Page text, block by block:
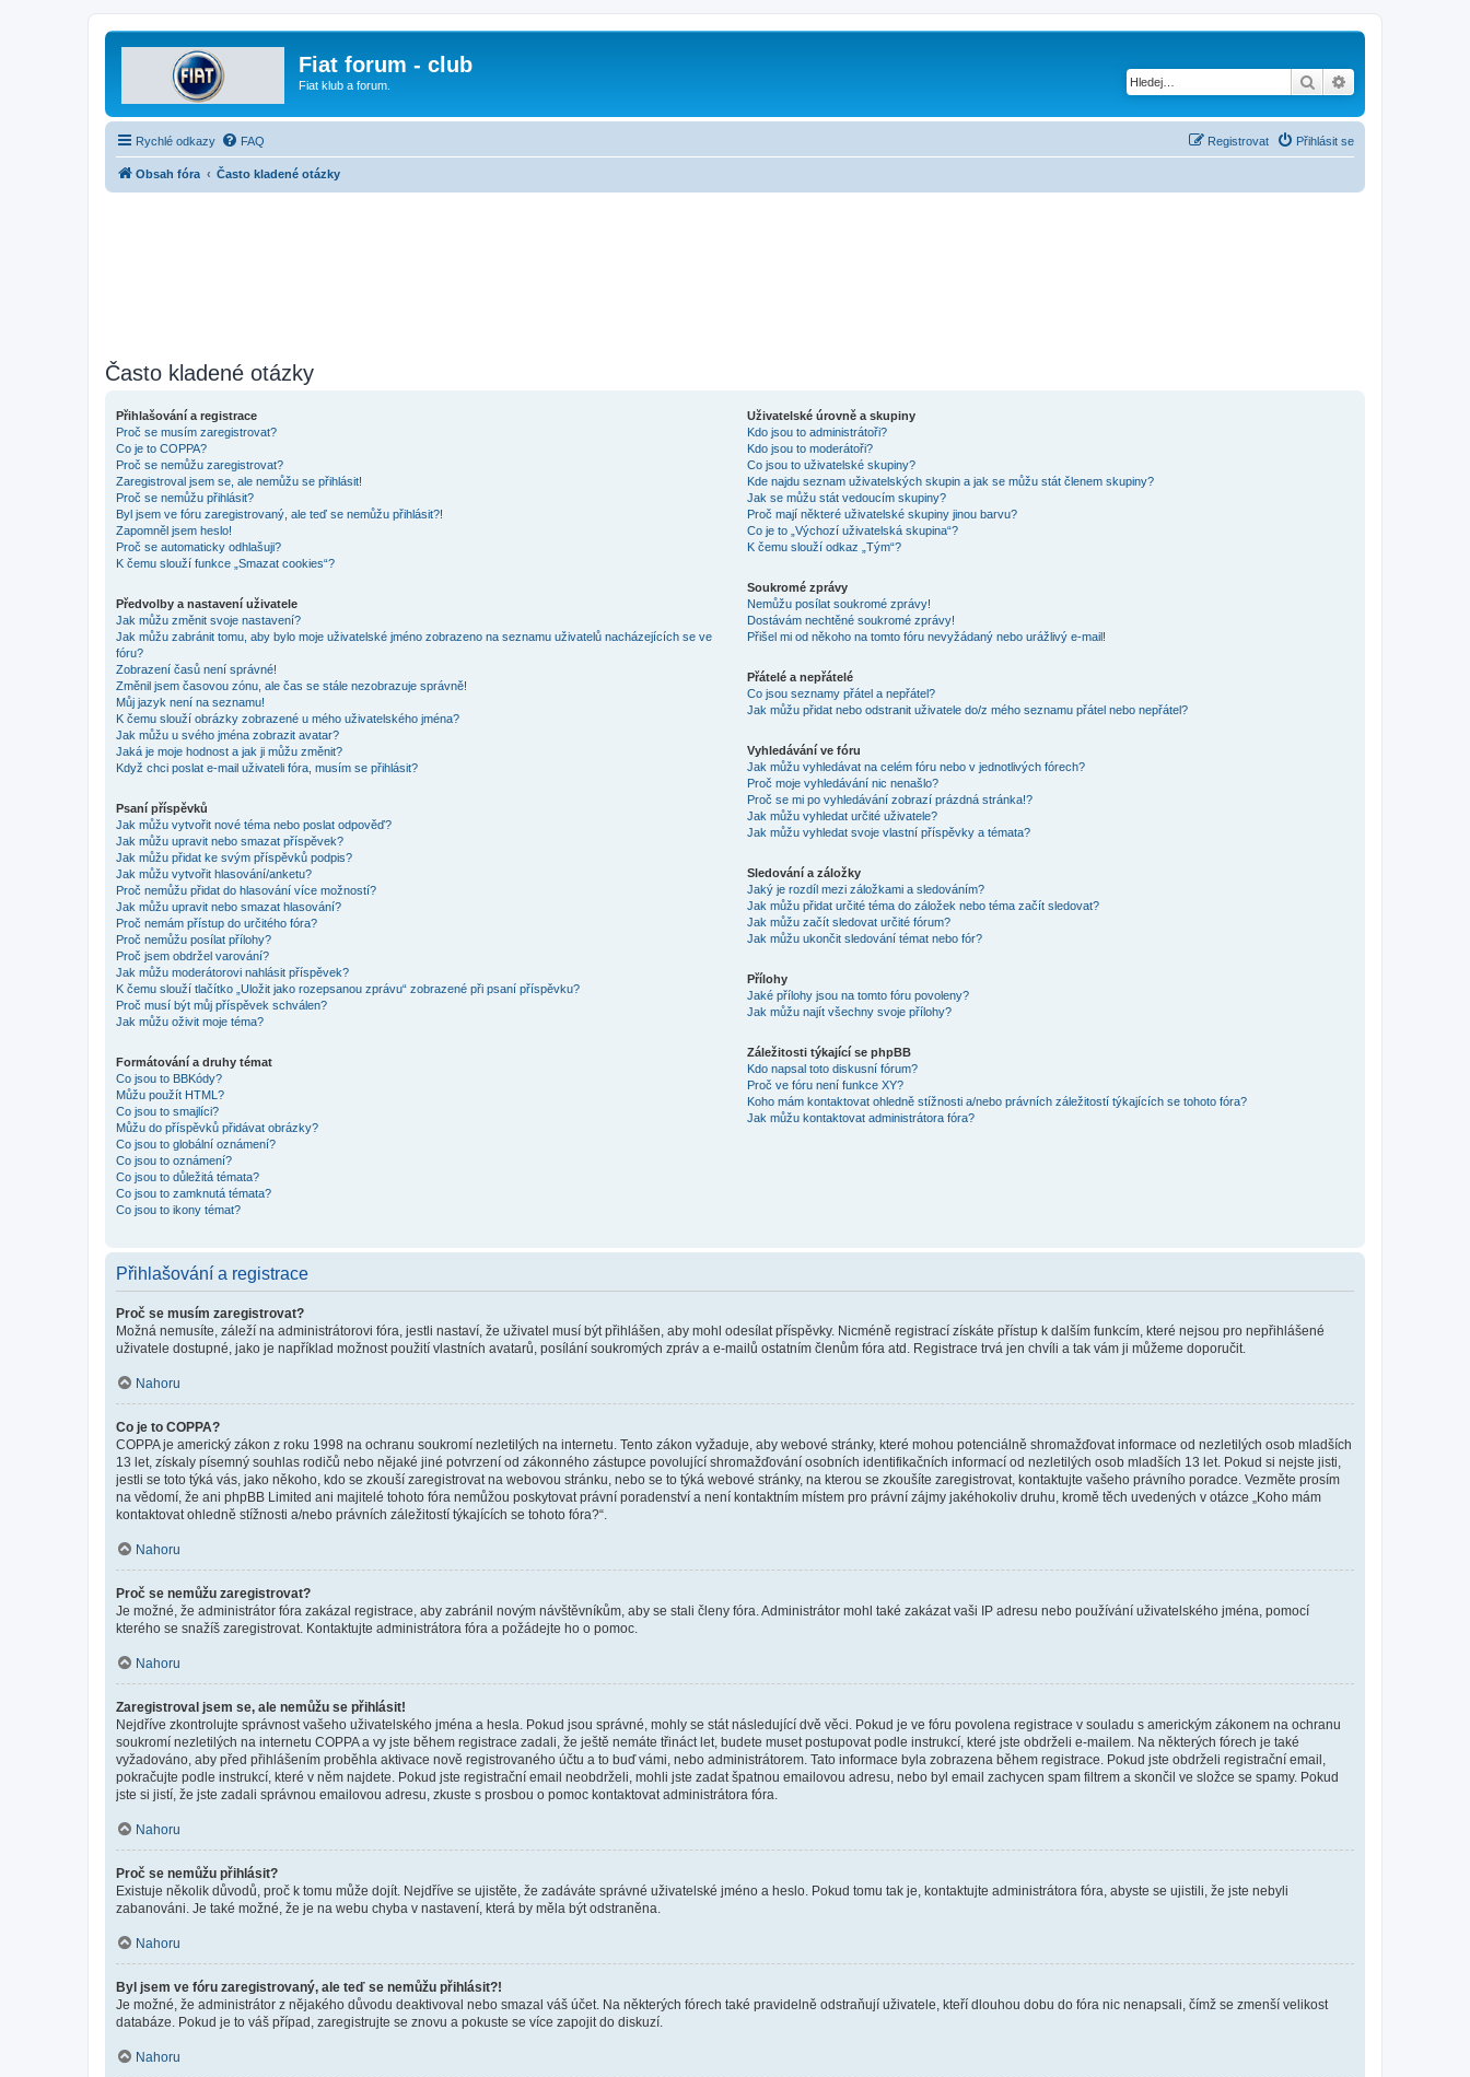
Fiat forum - club
Fiat klub a forum. Hledat
Rychlé odkazy FAQ Přihlásit se
Registrovat
Obsah fóra Často kladené otázky
Často kladené otázky
Přihlašování a registrace
Proč se musím zaregistrovat?
Co je to COPPA?
Proč se nemůžu zaregistrovat?
Zaregistroval jsem se, ale nemůžu se přihlásit!
Proč se nemůžu přihlásit?
Byl jsem ve fóru zaregistrovaný, ale teď se nemůžu přihlásit?!
Zapomněl jsem heslo!
Proč se automaticky odhlašuji?
K čemu slouží funkce „Smazat cookies“?
Předvolby a nastavení uživatele
Jak můžu změnit svoje nastavení?
Jak můžu zabránit tomu, aby bylo moje uživatelské jméno zobrazeno na seznamu uživatelů nacházejících se ve
fóru?
Zobrazení časů není správné!
Změnil jsem časovou zónu, ale čas se stále nezobrazuje správně!
Můj jazyk není na seznamu!
K čemu slouží obrázky zobrazené u mého uživatelského jména?
Jak můžu u svého jména zobrazit avatar?
Jaká je moje hodnost a jak ji můžu změnit?
Když chci poslat e-mail uživateli fóra, musím se přihlásit?
Psaní příspěvků
Jak můžu vytvořit nové téma nebo poslat odpověď?
Jak můžu upravit nebo smazat příspěvek?
Jak můžu přidat ke svým příspěvků podpis?
Jak můžu vytvořit hlasování/anketu?
Proč nemůžu přidat do hlasování více možností?
Jak můžu upravit nebo smazat hlasování?
Proč nemám přístup do určitého fóra?
Proč nemůžu posílat přílohy?
Proč jsem obdržel varování?
Jak můžu moderátorovi nahlásit příspěvek?
K čemu slouží tlačítko „Uložit jako rozepsanou zprávu“ zobrazené při psaní příspěvku?
Proč musí být můj příspěvek schválen?
Jak můžu oživit moje téma?
Formátování a druhy témat
Co jsou to BBKódy?
Můžu použít HTML?
Co jsou to smajlíci?
Můžu do příspěvků přidávat obrázky?
Co jsou to globální oznámení?
Co jsou to oznámení?
Co jsou to důležitá témata?
Co jsou to zamknutá témata?
Co jsou to ikony témat?
Uživatelské úrovně a skupiny
Kdo jsou to administrátoři?
Kdo jsou to moderátoři?
Co jsou to uživatelské skupiny?
Kde najdu seznam uživatelských skupin a jak se můžu stát členem skupiny?
Jak se můžu stát vedoucím skupiny?
Proč mají některé uživatelské skupiny jinou barvu?
Co je to „Výchozí uživatelská skupina“?
K čemu slouží odkaz „Tým“?
Soukromé zprávy
Nemůžu posílat soukromé zprávy!
Dostávám nechtěné soukromé zprávy!
Přišel mi od někoho na tomto fóru nevyžádaný nebo urážlivý e-mail!
Přátelé a nepřátelé
Co jsou seznamy přátel a nepřátel?
Jak můžu přidat nebo odstranit uživatele do/z mého seznamu přátel nebo nepřátel?
Vyhledávání ve fóru
Jak můžu vyhledávat na celém fóru nebo v jednotlivých fórech?
Proč moje vyhledávání nic nenašlo?
Proč se mi po vyhledávání zobrazí prázdná stránka!?
Jak můžu vyhledat určité uživatele?
Jak můžu vyhledat svoje vlastní příspěvky a témata?
Sledování a záložky
Jaký je rozdíl mezi záložkami a sledováním?
Jak můžu přidat určité téma do záložek nebo téma začít sledovat?
Jak můžu začít sledovat určité fórum?
Jak můžu ukončit sledování témat nebo fór?
Přílohy
Jaké přílohy jsou na tomto fóru povoleny?
Jak můžu najít všechny svoje přílohy?
Záležitosti týkající se phpBB
Kdo napsal toto diskusní fórum?
Proč ve fóru není funkce XY?
Koho mám kontaktovat ohledně stížnosti a/nebo právních záležitostí týkajících se tohoto fóra?
Jak můžu kontaktovat administrátora fóra?
Přihlašování a registrace
Proč se musím zaregistrovat?
Možná nemusíte, záleží na administrátorovi fóra, jestli nastaví, že uživatel musí být přihlášen, aby mohl odesílat příspěvky. Nicméně registrací získáte přístup k dalším funkcím, které nejsou pro nepřihlášené
uživatele dostupné, jako je například možnost použití vlastních avatarů, posílání soukromých zpráv a e-mailů ostatním členům fóra atd. Registrace trvá jen chvíli a tak vám ji můžeme doporučit.
Nahoru
Co je to COPPA?
COPPA je americký zákon z roku 1998 na ochranu soukromí nezletilých na internetu. Tento zákon vyžaduje, aby webové stránky, které mohou potenciálně shromažďovat informace od nezletilých osob mladších
13 let, získaly písemný souhlas rodičů nebo nějaké jiné potvrzení od zákonného zástupce povolující shromažďování osobních identifikačních informací od nezletilých osob mladších 13 let. Pokud si nejste jisti,
jestli se toto týká vás, jako někoho, kdo se zkouší zaregistrovat na webovou stránku, nebo se to týká webové stránky, na kterou se zkoušíte zaregistrovat, kontaktujte vašeho právního poradce. Vezměte prosím
na vědomí, že ani phpBB Limited ani majitelé tohoto fóra nemůžou poskytovat právní poradenství a není kontaktním místem pro právní zájmy jakéhokoliv druhu, kromě těch uvedených v otázce „Koho mám
kontaktovat ohledně stížnosti a/nebo právních záležitostí týkajících se tohoto fóra?“.
Nahoru
Proč se nemůžu zaregistrovat?
Je možné, že administrátor fóra zakázal registrace, aby zabránil novým návštěvníkům, aby se stali členy fóra. Administrátor mohl také zakázat vaši IP adresu nebo používání uživatelského jména, pomocí
kterého se snažíš zaregistrovat. Kontaktujte administrátora fóra a požádejte ho o pomoc.
Nahoru
Zaregistroval jsem se, ale nemůžu se přihlásit!
Nejdříve zkontrolujte správnost vašeho uživatelského jména a hesla. Pokud jsou správné, mohly se stát následující dvě věci. Pokud je ve fóru povolena registrace v souladu s americkým zákonem na ochranu
soukromí nezletilých na internetu COPPA a vy jste během registrace zadali, že ještě nemáte třináct let, budete muset postupovat podle instrukcí, které jste obdrželi e-mailem. Na některých fórech je také
vyžadováno, aby před přihlášením proběhla aktivace nově registrovaného účtu a to buď vámi, nebo administrátorem. Tato informace byla zobrazena během registrace. Pokud jste obdrželi registrační email,
pokračujte podle instrukcí, které v něm najdete. Pokud jste registrační email neobdrželi, mohli jste zadat špatnou emailovou adresu, nebo byl email zachycen spam filtrem a skončil ve složce se spamy. Pokud
jste si jistí, že jste zadali správnou emailovou adresu, zkuste s prosbou o pomoc kontaktovat administrátora fóra.
Nahoru
Proč se nemůžu přihlásit?
Existuje několik důvodů, proč k tomu může dojít. Nejdříve se ujistěte, že zadáváte správné uživatelské jméno a heslo. Pokud tomu tak je, kontaktujte administrátora fóra, abyste se ujistili, že jste nebyli
zabanováni. Je také možné, že je na webu chyba v nastavení, která by měla být odstraněna.
Nahoru
Byl jsem ve fóru zaregistrovaný, ale teď se nemůžu přihlásit?!
Je možné, že administrátor z nějakého důvodu deaktivoval nebo smazal váš účet. Na některých fórech také pravidelně odstraňují uživatele, kteří dlouhou dobu do fóra nic nenapsali, čímž se zmenší velikost
databáze. Pokud je to váš případ, zaregistrujte se znovu a pokuste se více zapojit do diskuzí.
Nahoru